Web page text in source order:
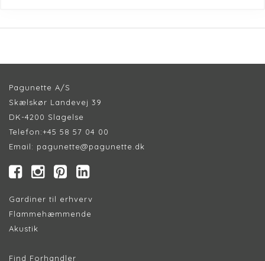
Pagunette A/S
Skælskør Landevej 39
DK-4200 Slagelse
Telefon:+45 58 57 04 00
Email: pagunette@pagunette.dk
Gardiner til erhverv
Flammehæmmende
Akustik
Find Forhandler